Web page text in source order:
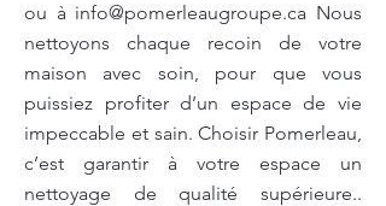
ou à info@pomerleaugroupe.ca Nous
nettoyons chaque recoin de votre
maison avec soin, pour que vous
puissiez profiter d’un espace de vie
impeccable et sain. Choisir Pomerleau,
c’est garantir à votre espace un
nettoyage de qualité supérieure..